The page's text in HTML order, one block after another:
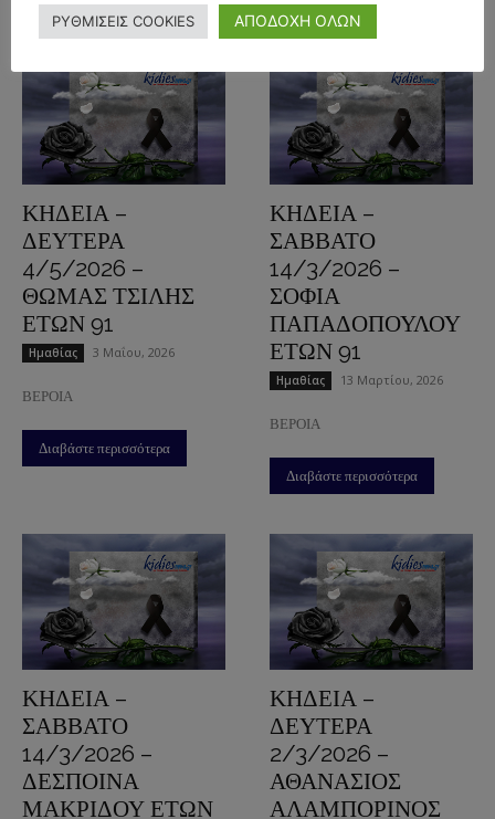
ΚΗΔΕΙΑ –
ΔΕΥΤΕΡΑ
4/5/2026 –
ΘΩΜΑΣ ΤΣΙΛΗΣ
ΕΤΩΝ 91
Ημαθίας 3 Μαΐου, 2026
ΒΕΡΟΙΑ
Διαβάστε περισσότερα
ΚΗΔΕΙΑ –
ΣΑΒΒΑΤΟ
14/3/2026 –
ΣΟΦΙΑ
ΠΑΠΑΔΟΠΟΥΛΟΥ
ΕΤΩΝ 91
Ημαθίας 13 Μαρτίου, 2026
ΒΕΡΟΙΑ
Διαβάστε περισσότερα
ΚΗΔΕΙΑ –
ΣΑΒΒΑΤΟ
14/3/2026 –
ΔΕΣΠΟΙΝΑ
ΜΑΚΡΙΔΟΥ ΕΤΩΝ
ΚΗΔΕΙΑ –
ΔΕΥΤΕΡΑ
2/3/2026 –
ΑΘΑΝΑΣΙΟΣ
ΑΛΑΜΠΟΡΙΝΟΣ
ΡΥΘΜΙΣΕΙΣ COOKIES ΑΠΟΔΟΧΗ ΟΛΩΝ